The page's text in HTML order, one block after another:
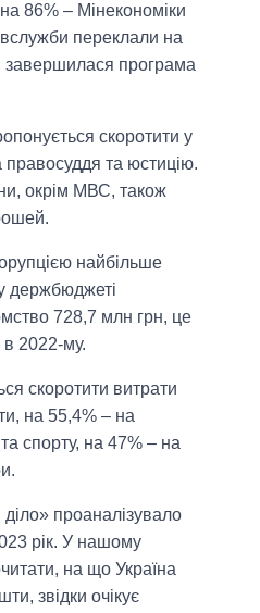
86% – Мінекономіки
переклали на
завершилася програма
скоротити у
правосуддя та юстицію.
окрім МВС, також
найбільше
держбюджеті
728,7 млн грн, це
2022-му.
скоротити витрати
на 55,4% – на
спорту, на 47% – на
проаналізувало
рік. У нашому
на що Україна
звідки очікує